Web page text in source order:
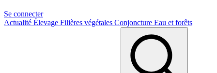
Se connecter
Actualité Élevage Filières végétales Conjoncture Eau et forêts